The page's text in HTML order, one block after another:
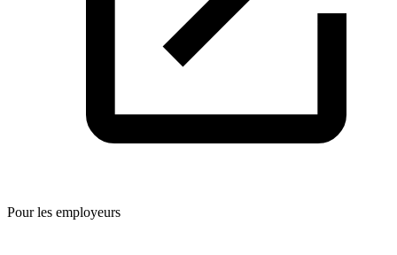
Pour les employeurs